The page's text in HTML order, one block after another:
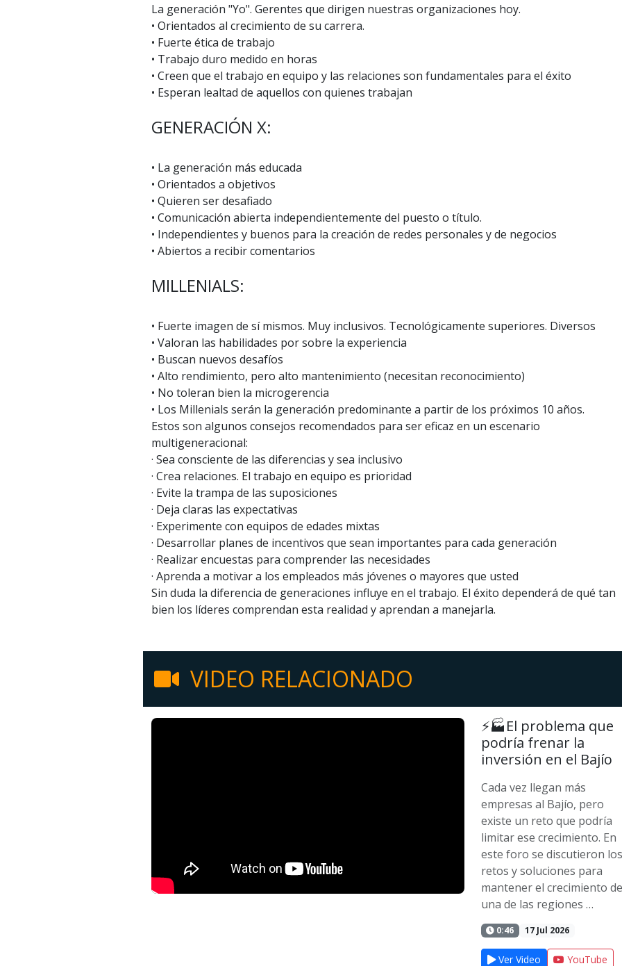
La generación "Yo". Gerentes que dirigen nuestras organizaciones hoy.
• Orientados al crecimiento de su carrera.
• Fuerte ética de trabajo
• Trabajo duro medido en horas
• Creen que el trabajo en equipo y las relaciones son fundamentales para el éxito
• Esperan lealtad de aquellos con quienes trabajan
GENERACIÓN X:
• La generación más educada
• Orientados a objetivos
• Quieren ser desafiado
• Comunicación abierta independientemente del puesto o título.
• Independientes y buenos para la creación de redes personales y de negocios
• Abiertos a recibir comentarios
MILLENIALS:
• Fuerte imagen de sí mismos. Muy inclusivos. Tecnológicamente superiores. Diversos
• Valoran las habilidades por sobre la experiencia
• Buscan nuevos desafíos
• Alto rendimiento, pero alto mantenimiento (necesitan reconocimiento)
• No toleran bien la microgerencia
• Los Millenials serán la generación predominante a partir de los próximos 10 años.
Estos son algunos consejos recomendados para ser eficaz en un escenario
multigeneracional:
· Sea consciente de las diferencias y sea inclusivo
· Crea relaciones. El trabajo en equipo es prioridad
· Evite la trampa de las suposiciones
· Deja claras las expectativas
· Experimente con equipos de edades mixtas
· Desarrollar planes de incentivos que sean importantes para cada generación
· Realizar encuestas para comprender las necesidades
· Aprenda a motivar a los empleados más jóvenes o mayores que usted
Sin duda la diferencia de generaciones influye en el trabajo. El éxito dependerá de qué tan
bien los líderes comprendan esta realidad y aprendan a manejarla.
VIDEO RELACIONADO
⚡🏭El problema que
podría frenar la
inversión en el Bajío
Cada vez llegan más
empresas al Bajío, pero
existe un reto que podría
limitar ese crecimiento. En
este foro se discutieron los
retos y soluciones para
mantener el crecimiento de
una de las regiones …
0:46 17 Jul 2026
Ver Video YouTube